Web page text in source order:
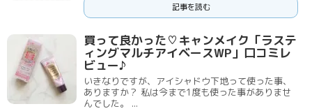
記事を読む
買って良かった♡キャンメイク「ラステ
ィングマルチアイベースWP」口コミレ
ビュー♪
いきなりですが、アイシャドウ下地って使った事、
ありますか？ 私は今まで1度も使った事がありませ
んでした。 ...